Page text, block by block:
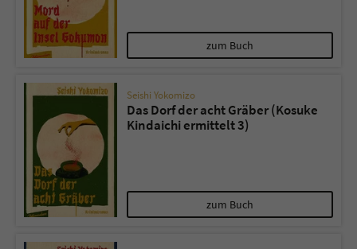
zum Buch
Seishi Yokomizo
Das Dorf der acht Gräber (Kosuke
Kindaichi ermittelt 3)
zum Buch
Name
Laufzeit 1 Jahr
Zweck
Name